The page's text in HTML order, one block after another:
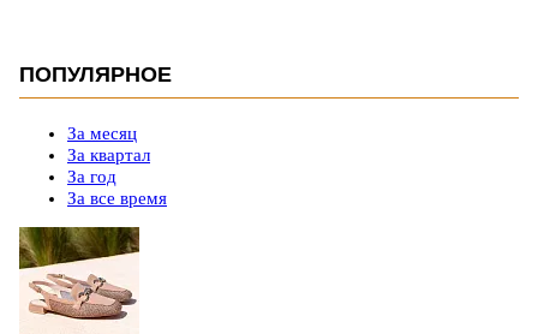
ПОПУЛЯРНОЕ
За месяц
За квартал
За год
За все время